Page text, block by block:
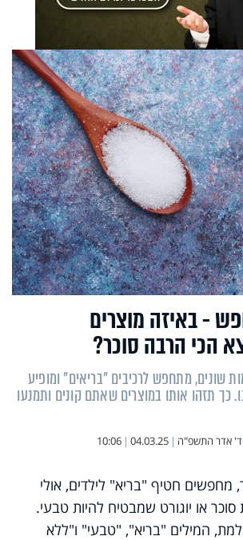
- באיזה מוצרים
הכי הרבה סוכר?
מתחפש לרכיבים "בריאים" ומופיע
כך תזהו אותו במוצרים שאתם קונים ותמנעו
ד' אדר התשפ"ה |
04.03.25
|
10:06
מחפשים חטיף "בריא" לילדים, אולי
או יוגורט שמבטיח להיות טבעי.
המילים "בריא", "טבעי" ו"ללא